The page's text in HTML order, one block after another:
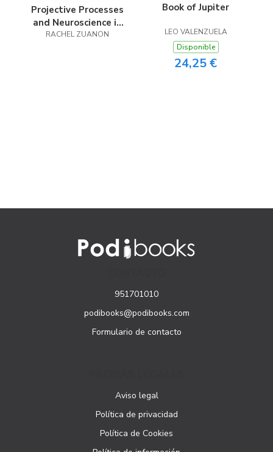
Projective Processes
and Neuroscience in
Art and Design
RACHEL ZUANON
Book of Jupiter
LEO VALENZUELA
Disponible
24,25 €
951701010
podibooks@podibooks.com
Formulario de contacto
Aviso legal
Política de privacidad
Política de Cookies